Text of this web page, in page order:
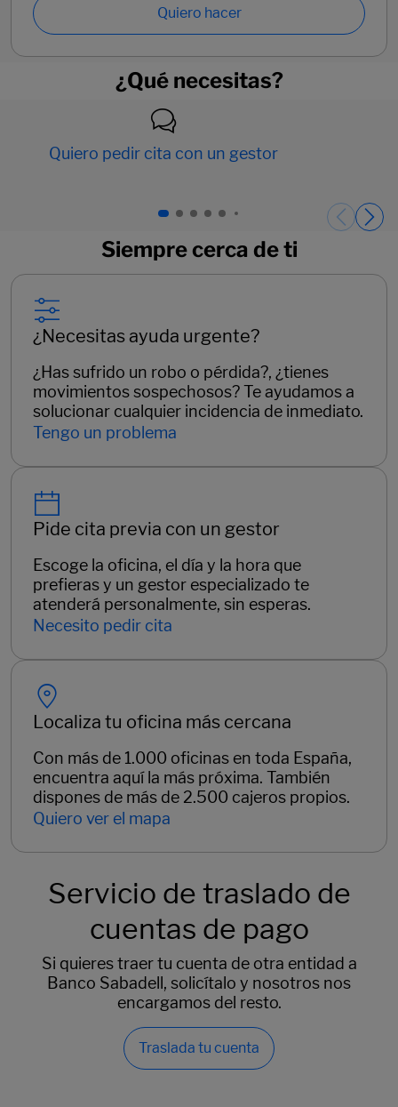
Quiero hacer
¿Qué necesitas?
Quiero pedir cita con un gestor
Siempre cerca de ti
¿Necesitas ayuda urgente?
¿Has sufrido un robo o pérdida?, ¿tienes
movimientos sospechosos? Te ayudamos a
solucionar cualquier incidencia de inmediato.
Tengo un problema
Pide cita previa con un gestor
Escoge la oficina, el día y la hora que
prefieras y un gestor especializado te
atenderá personalmente, sin esperas.
Necesito pedir cita
Localiza tu oficina más cercana
Con más de 1.000 oficinas en toda España,
encuentra aquí la más próxima. También
dispones de más de 2.500 cajeros propios.
Quiero ver el mapa
Servicio de traslado de
cuentas de pago
Si quieres traer tu cuenta de otra entidad a
Banco Sabadell, solicítalo y nosotros nos
encargamos del resto.
Traslada tu cuenta